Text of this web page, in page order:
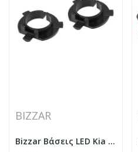
BIZZAR
Bizzar Βάσεις LED Kia / Hyundai